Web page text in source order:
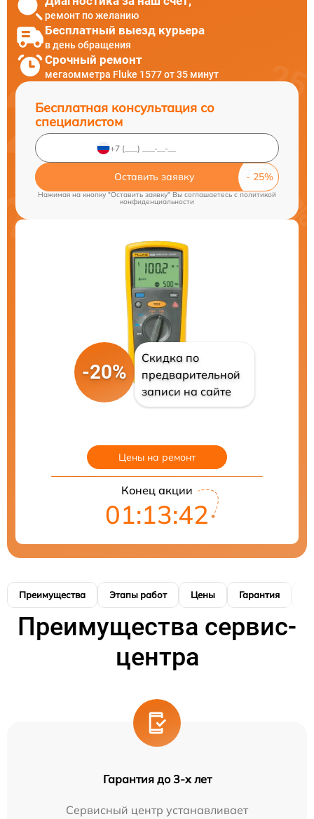
ремонт по желанию
Бесплатный выезд курьера
в день обращения
Срочный ремонт
мегаомметра Fluke 1577 от 35 минут
Бесплатная консультация со
специалистом
Оставить заявку
Нажимая на кнопку "Оставить заявку" Вы соглашаетесь cполитикой
конфиденциальности
-20%
Скидка по
предварительной
записи на сайте
Цены на ремонт
Конец акции
01:13:41
Преимущества Этапы работ Цены Гарантия
Преимущества сервис-
центра
Гарантия до 3-х лет
Сервисный центр устанавливает